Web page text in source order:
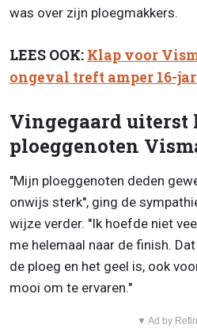
was over zijn ploegmakkers.
LEES OOK: Klap voor
ongeval treft amper 16-
Vingegaard uiterst
ploeggenoten
''Mijn ploeggenoten deden
onwijs sterk'', ging de
wijze verder. ''Ik hoefde niet
me helemaal naar de finish.
de ploeg en het geel is, ook
mooi om te ervaren.''
▼ Ad by